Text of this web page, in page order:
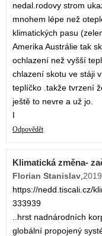
nedal.rodovy strom
mnohem lépe než
klimatických pasu
Amerika Austrálie tak
ochlazení než vyšší
chlazení skotu ve stáji
teplíčko .takže tvrzení
ještě to nevre a už jo.
I
Odpovědět
Klimatická změna-
Florian Stanislav
https://nedd.tiscali.cz/
333939
..hrst nadnárodních
globální propojený